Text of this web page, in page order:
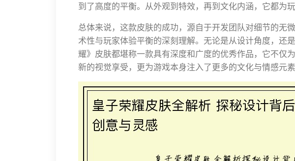
到了高度的平衡。从外观到特效，再到文化内涵，它都为
总体来说，这款皮肤的成功，源自于开发团队对细节的无
术性与玩家体验平衡的深刻理解。无论是从设计角度，还
耀》皮肤都堪称一款具有深度和广度的优秀作品，它不仅
新的视觉享受，更为游戏本身注入了更多的文化与情感元素